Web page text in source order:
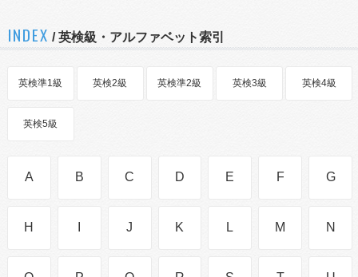
INDEX / 英検級・アルファベット索引
英検準1級 英検2級 英検準2級 英検3級 英検4級
英検5級
A B C D E F G
H J K L M N